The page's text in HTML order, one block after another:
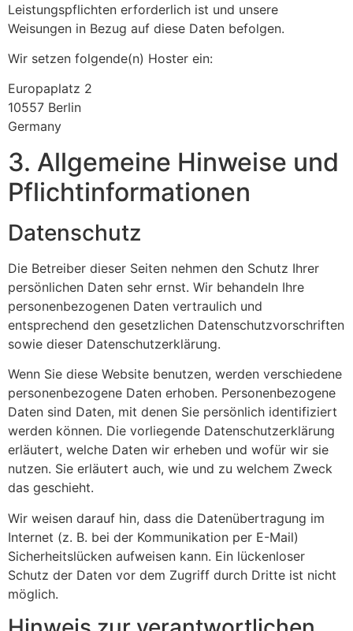
Leistungspflichten erforderlich ist und unsere
Weisungen in Bezug auf diese Daten befolgen.
Wir setzen folgende(n) Hoster ein:
Europaplatz 2
10557 Berlin
Germany
3. Allgemeine Hinweise und
Pflicht­informationen
Datenschutz
Die Betreiber dieser Seiten nehmen den Schutz Ihrer
persönlichen Daten sehr ernst. Wir behandeln Ihre
personenbezogenen Daten vertraulich und
entsprechend den gesetzlichen Datenschutzvorschriften
sowie dieser Datenschutzerklärung.
Wenn Sie diese Website benutzen, werden verschiedene
personenbezogene Daten erhoben. Personenbezogene
Daten sind Daten, mit denen Sie persönlich identifiziert
werden können. Die vorliegende Datenschutzerklärung
erläutert, welche Daten wir erheben und wofür wir sie
nutzen. Sie erläutert auch, wie und zu welchem Zweck
das geschieht.
Wir weisen darauf hin, dass die Datenübertragung im
Internet (z. B. bei der Kommunikation per E-Mail)
Sicherheitslücken aufweisen kann. Ein lückenloser
Schutz der Daten vor dem Zugriff durch Dritte ist nicht
möglich.